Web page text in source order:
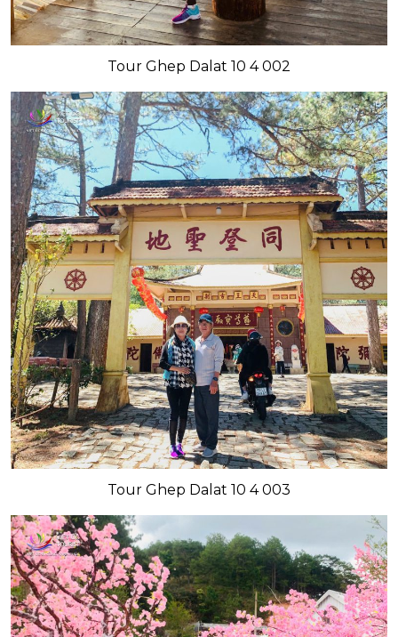
Tour Ghep Dalat 10 4 002
Tour Ghep Dalat 10 4 003